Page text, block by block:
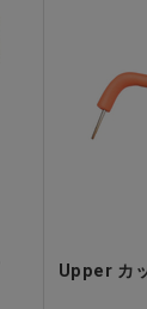
Upper カ